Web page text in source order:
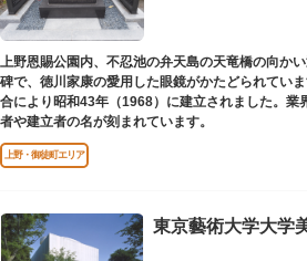
上野恩賜公園内、不忍池の弁天島の天竜橋の向か
碑で、徳川家康の愛用した眼鏡がかたどられてい
合により昭和43年（1968）に建立されました。業
者や建立者の名が刻まれています。
上野・御徒町エリア
東京藝術大学大学